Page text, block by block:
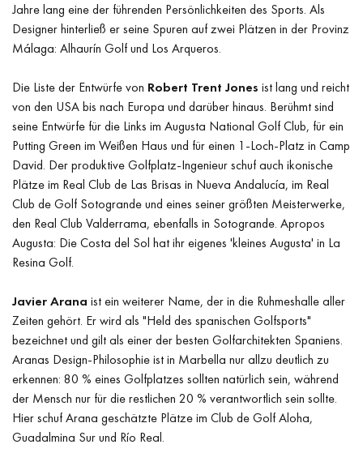
Jahre lang eine der führenden Persönlichkeiten des Sports. Als
Designer hinterließ er seine Spuren auf zwei Plätzen in der Provinz
Málaga: Alhaurín Golf und Los Arqueros.
Die Liste der Entwürfe von Robert Trent Jones ist lang und reicht
von den USA bis nach Europa und darüber hinaus. Berühmt sind
seine Entwürfe für die Links im Augusta National Golf Club, für ein
Putting Green im Weißen Haus und für einen 1-Loch-Platz in Camp
David. Der produktive Golfplatz-Ingenieur schuf auch ikonische
Plätze im Real Club de Las Brisas in Nueva Andalucía, im Real
Club de Golf Sotogrande und eines seiner größten Meisterwerke,
den Real Club Valderrama, ebenfalls in Sotogrande. Apropos
Augusta: Die Costa del Sol hat ihr eigenes 'kleines Augusta' in La
Resina Golf.
Javier Arana ist ein weiterer Name, der in die Ruhmeshalle aller
Zeiten gehört. Er wird als "Held des spanischen Golfsports"
bezeichnet und gilt als einer der besten Golfarchitekten Spaniens.
Aranas Design-Philosophie ist in Marbella nur allzu deutlich zu
erkennen: 80 % eines Golfplatzes sollten natürlich sein, während
der Mensch nur für die restlichen 20 % verantwortlich sein sollte.
Hier schuf Arana geschätzte Plätze im Club de Golf Aloha,
Guadalmina Sur und Río Real.